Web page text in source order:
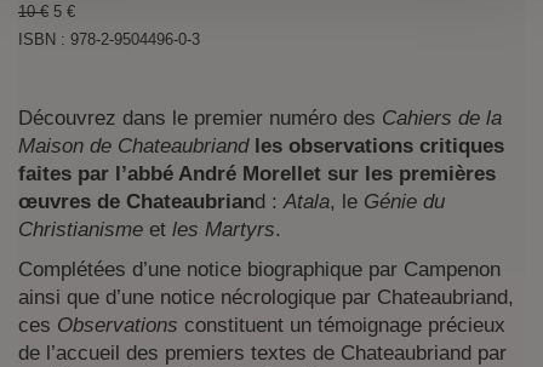
10 € 5 €
ISBN : 978-2-9504496-0-3
Découvrez dans le premier numéro des Cahiers de la
Maison de Chateaubriand les observations critiques
faites par l’abbé André Morellet sur les premières
œuvres de Chateaubriand : Atala, le Génie du
Christianisme et les Martyrs.
Complétées d’une notice biographique par Campenon
ainsi que d’une notice nécrologique par Chateaubriand,
ces Observations constituent un témoignage précieux
de l’accueil des premiers textes de Chateaubriand par